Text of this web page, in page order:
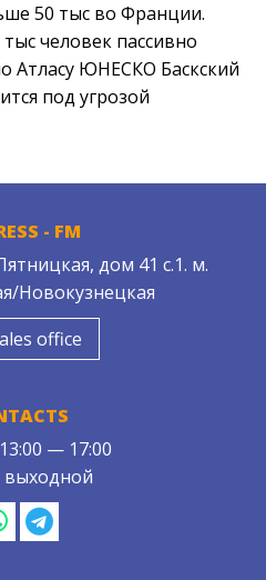
50 тыс во Франции.
человек пассивно
Атласу ЮНЕСКО Баскский
под угрозой
- FM
дом 41 с.1. м.
Новокузнецкая
office
— 17:00
выходной